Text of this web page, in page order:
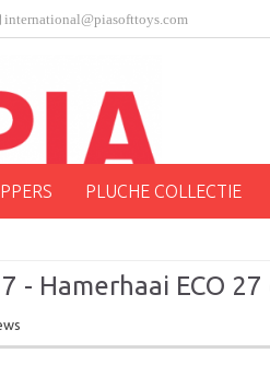
international@piasofttoys.com
PLUCHE COLLECTIE
- Hamerhaai ECO 27